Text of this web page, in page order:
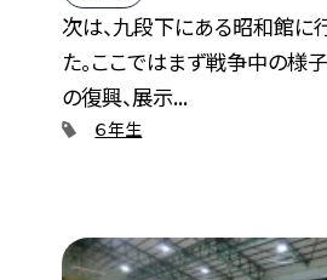
次は、九段下にある昭和館に
た。ここではまず戦争中の様
の復興、展示...
６年生